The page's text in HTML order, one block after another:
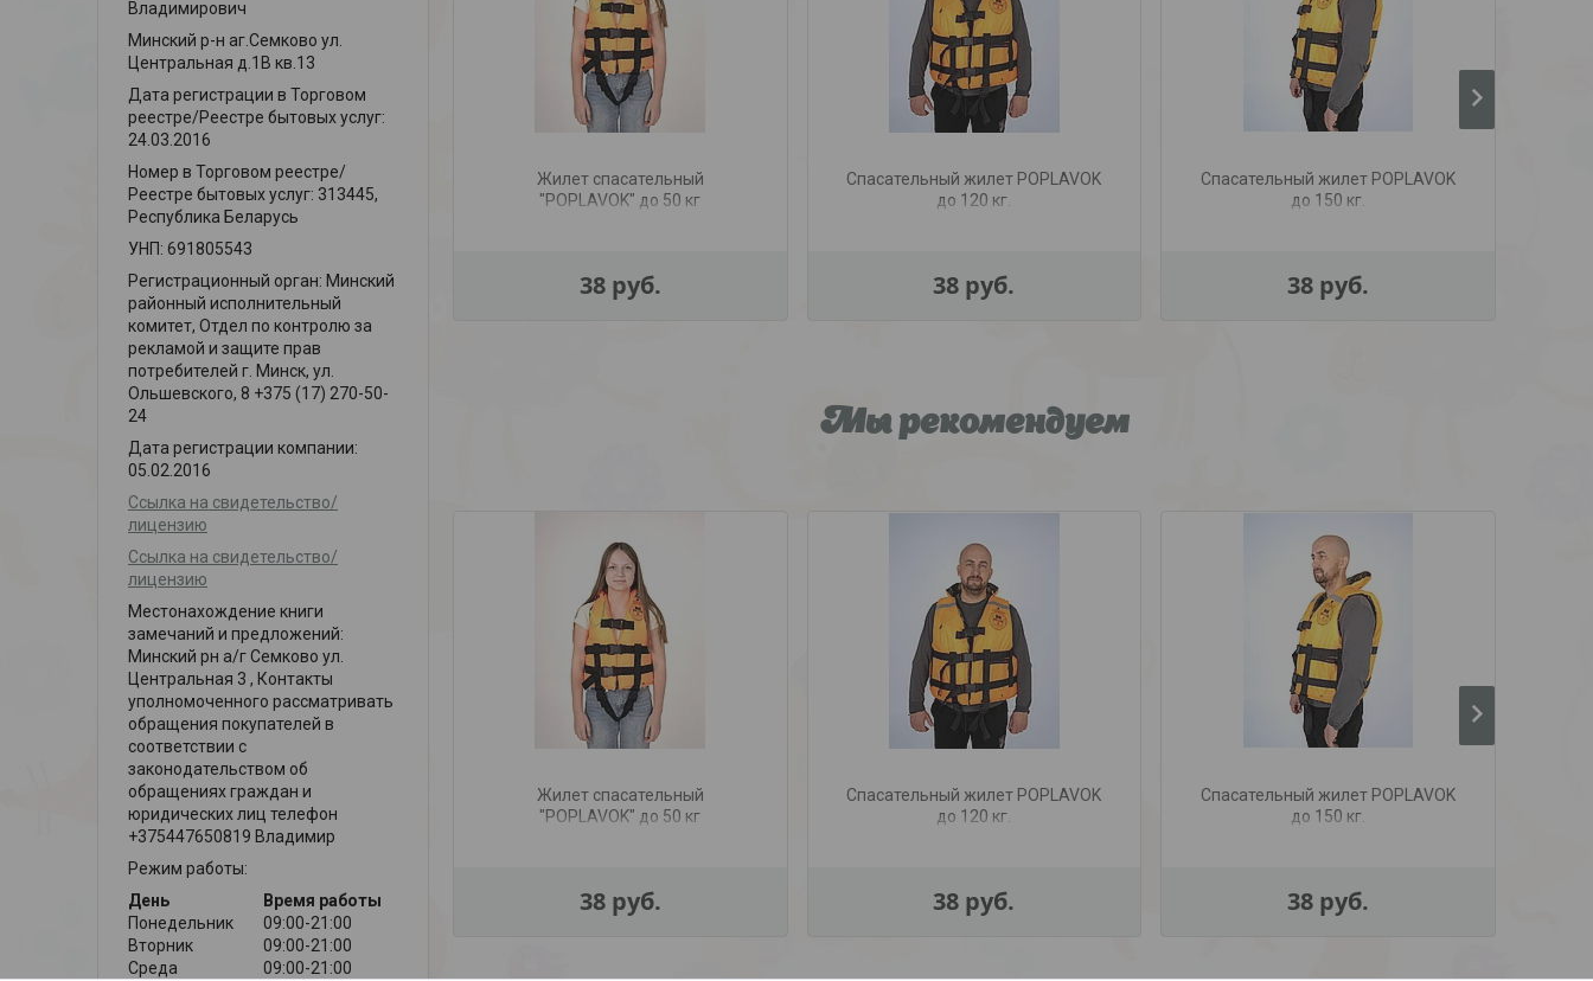
Жилет спасательный
"POPLAVOK" до 50 кг
38 руб.
Спасательный жилет POPLAVOK
до 120 кг.
38 руб.
Спасательный жилет POPLAVOK
до 150 кг.
38 руб.
Мы рекомендуем
Жилет спасательный
"POPLAVOK" до 50 кг
38 руб.
Спасательный жилет POPLAVOK
до 120 кг.
38 руб.
Спасательный жилет POPLAVOK
до 150 кг.
38 руб.
Владимирович
Минский р-н аг.Семково ул.
Центральная д.1В кв.13
Дата регистрации в Торговом
реестре/Реестре бытовых услуг:
24.03.2016
Номер в Торговом реестре/
Реестре бытовых услуг: 313445,
Республика Беларусь
УНП: 691805543
Регистрационный орган: Минский
районный исполнительный
комитет, Отдел по контролю за
рекламой и защите прав
потребителей г. Минск, ул.
Ольшевского, 8 +375 (17) 270-50-
24
Дата регистрации компании:
05.02.2016
Ссылка на свидетельство/
лицензию
Ссылка на свидетельство/
лицензию
Местонахождение книги
замечаний и предложений:
Минский рн а/г Семково ул.
Центральная 3 , Контакты
уполномоченного рассматривать
обращения покупателей в
соответствии с
законодательством об
обращениях граждан и
юридических лиц телефон
+375447650819 Владимир
Режим работы:
День
Время работы
Понедельник
09:00-21:00
Вторник
09:00-21:00
Среда
09:00-21:00